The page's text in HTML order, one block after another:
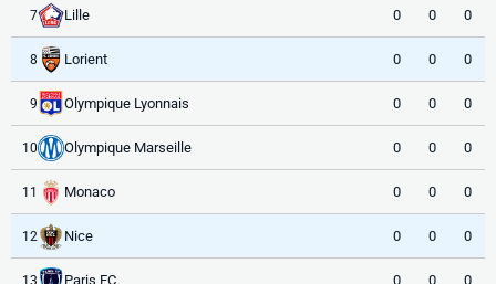
7 Lille 0 0 0
8 Lorient 0 0 0
9 Olympique Lyonnais 0 0 0
10 Olympique Marseille 0 0 0
11 Monaco 0 0 0
12 Nice 0 0 0
13 Paris FC 0 0 0